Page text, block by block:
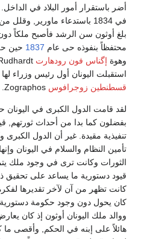
أضر باستقرار أمور البلاد في
في 1834 باستدعاء ماورير, وقلل من نفوذ هيدسك. وفي عام
بلغ أوثون سن الرشد فأصبح ملكاً
محتفظاً بنفوذه حى عام 1837 حين
وهوة إگناس فون رودهارت
استقبلت اليونان أول رئيس وزراء
قسطنطين زوجرافوس
لقد قامت الدول الكبرى في اليونان
بفضلون كما بدا من أحداث ثورتهم,
تنفيذية مقيدة. غير أن الدول
تأمين النظام والسلام في اليونان
الثورات وكانت ترى في وجود ملك
قيود دستورية ما يساعد على تحقيق
كانت تظهر من آن لآخر تقديرها
كان يحول دون وجود حكومة دستورية
ووالد ملك اليونان أوثون إذ كان
هائلاً على إبنه في الحكم, وأقصى